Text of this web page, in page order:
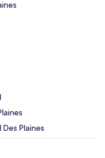
Plaines